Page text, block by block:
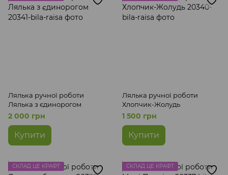
Лялька ручної роботи
Лялька з єдинорогом
2 000 грн
Купити
Лялька ручної роботи
Хлопчик-Жолудь
1 500 грн
Купити
СКЛАД ЦЕ КРАФТ СКЛАД ЦЕ КРАФТ